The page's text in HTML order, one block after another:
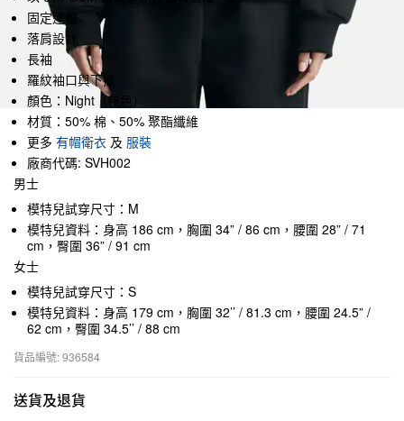
固定連帽
落肩設計
長袖
羅紋袖口與下擺
顏色：Night（夜色）
材質：50% 棉、50% 聚酯纖維
更多 有帽衛衣 及 服裝
廠商代碼: SVH002
男士
模特兒試穿尺寸：M
模特兒資料：身高 186 cm，胸圍 34” / 86 cm，腰圍 28” / 71
cm，臀圍 36” / 91 cm
女士
模特兒試穿尺寸：S
模特兒資料：身高 179 cm，胸圍 32’’ / 81.3 cm，腰圍 24.5” /
62 cm，臀圍 34.5’’ / 88 cm
貨品編號: 936584
送貨及退貨